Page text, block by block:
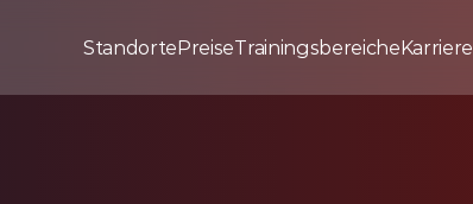
StandortePreiseTrainingsbereicheKarriere